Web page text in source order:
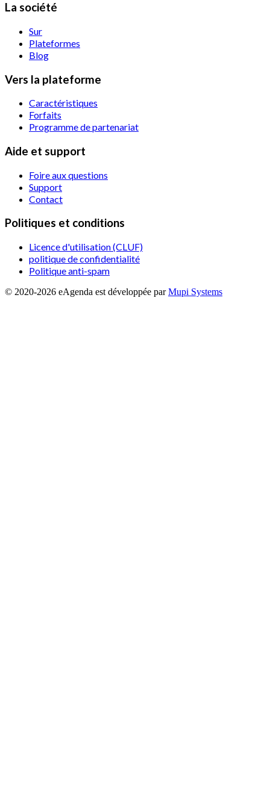
La société
Sur
Plateformes
Blog
Vers la plateforme
Caractéristiques
Forfaits
Programme de partenariat
Aide et support
Foire aux questions
Support
Contact
Politiques et conditions
Licence d'utilisation (CLUF)
politique de confidentialité
Politique anti-spam
© 2020-2026 eAgenda est développée parMupi Systems